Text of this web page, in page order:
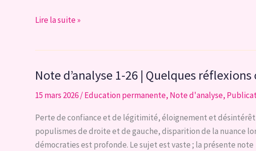
Bruxelles,
une
encadrée
et
rationnelle
des
Note
|
loger
à
un
prix
Lire la suite »
Note d’analyse 1-26 | Quelques
15 mars 2026/Education permanente, Note d'analyse,
Perte de confiance et de légitimité, éloignement et
populismes de droite et de gauche, disparition de la nuance
démocraties est profonde. Le sujet est vaste ; la présente note